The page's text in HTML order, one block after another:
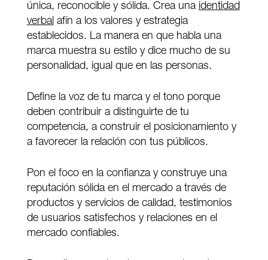
única, reconocible y sólida. Crea una identidad
verbal afín a los valores y estrategia
establecidos. La manera en que habla una
marca muestra su estilo y dice mucho de su
personalidad, igual que en las personas.
Define la voz de tu marca y el tono porque
deben contribuir a distinguirte de tu
competencia, a construir el posicionamiento y
a favorecer la relación con tus públicos.
Pon el foco en la confianza y construye una
reputación sólida en el mercado a través de
productos y servicios de calidad, testimonios
de usuarios satisfechos y relaciones en el
mercado confiables.